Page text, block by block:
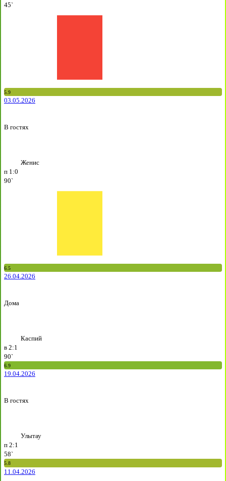
45`
5.9
03.05.2026
В гостях
Женис
п 1:0
90`
6.5
26.04.2026
Дома
Каспий
в 2:1
90`
6.9
19.04.2026
В гостях
Улытау
п 2:1
58`
5.8
11.04.2026